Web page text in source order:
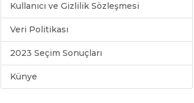
Kullanıcı ve Gizlilik Sözleşmesi
Veri Politikası
2023 Seçim Sonuçları
Künye